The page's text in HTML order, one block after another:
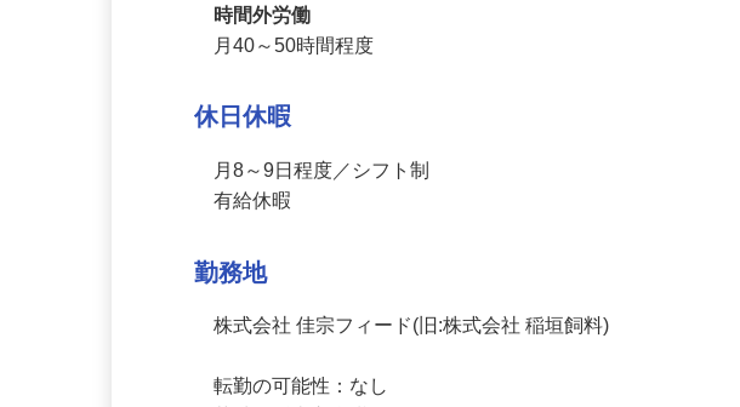
休憩時間
90分（午前15分、昼1時間、午後15分）
月40～50時間程度
休日休暇
有給休暇
勤務地
株式会社 佳宗フィード(旧:株式会社 稲垣飼料)